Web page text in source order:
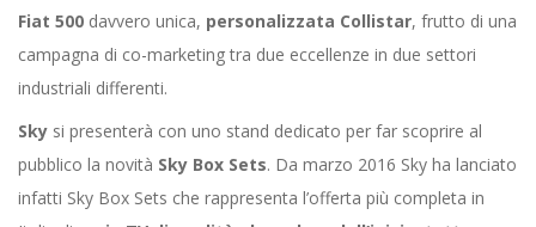
Fiat 500 davvero unica, personalizzata Collistar, frutto di una
campagna di co-marketing tra due eccellenze in due settori
industriali differenti.
Sky si presenterà con uno stand dedicato per far scoprire al
pubblico la novità Sky Box Sets. Da marzo 2016 Sky ha lanciato
infatti Sky Box Sets che rappresenta l’offerta più completa in